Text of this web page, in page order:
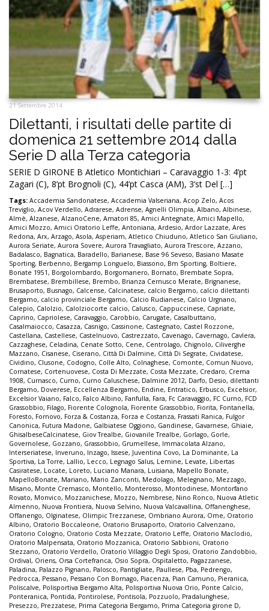
21 Settembre 2014
Dilettanti, i risultati delle partite di
domenica 21 settembre 2014 dalla
Serie D alla Terza categoria
SERIE D GIRONE B Atletico Montichiari – Caravaggio 1-3: 4’pt
Zagari (C), 8’pt Brognoli (C), 44’pt Casca (AM), 3’st Del […]
Tags: Accademia Sandonatese, Accademia Valseriana, Acop Zelo, Acos
Treviglio, Acov Verdello, Adrarese, Adrense, Agnelli Olimpia, Albano, Albinese,
Almè, Alzanese, AlzanoCene, Amatori 85, Amici Antegnate, Amici Mapello,
Amici Mozzo, Amici Oratorio Leffe, Antoniana, Ardesio, Ardor Lazzate, Ares
Redona, Arx, Arzago, Asola, Asperiam, Atletico Chiuduno, Atletico San Giuliano,
Aurora Seriate, Aurora Sovere, Aurora Travagliato, Aurora Trescore, Azzano,
Badalasco, Bagnatica, Baradello, Barianese, Base 96 Seveso, Basiano Masate
Sporting, Berbenno, Bergamp Longuelo, Biassono, Bm Sporting, Boltiere,
Bonate 1951, Borgolombardo, Borgomanero, Bornato, Brembate Sopra,
Brembatese, Brembillese, Brembo, Brianza Cernusco Merate, Brignanese,
Brusaporto, Busnago, Calcense, Calcinatese, calcio Bergamo, calcio dilettanti
Bergamo, calcio provinciale Bergamo, Calcio Rudianese, Calcio Urgnano,
Calepio, Calolzio, Calolziocorte calcio, Calusco, Cappuccinese, Capriate,
Caprino, Capriolese, Caravaggio, Carobbio, Carugate, Casalbuttano,
Casalmaiocco, Casazza, Casnigo, Cassinone, Castegnato, Castel Rozzone,
Castellana, Castellese, Castelnuovo, Castrezzato, Cavenago, Cavernago, Cavlera,
Cazzaghese, Celadina, Cenate Sotto, Cene, Centrolago, Chignolo, Ciliverghe
Mazzano, Cisanese, Ciserano, Città Di Dalmine, Città Di Segrate, Cividatese,
Cividino, Clusone, Codogno, Colle Alto, Colnaghese, Comonte, Comun Nuovo,
Cornatese, Cortenuovese, Costa Di Mezzate, Costa Mezzate, Credaro, Crema
1908, Curnasco, Curno, Curno Caluschese, Dalmine 2012, Darfo, Desio, dilettanti
Bergamo, Doverese, Eccellenza Bergamo, Endine, Entratico, Erbusco, Excelsior,
Excelsior Vaiano, Falco, Falco Albino, Fanfulla, Fara, Fc Caravaggio, FC Curno, FCD
Grassobbio, Filago, Fiorente Colognola, Fiorente Grassobbio, Fiorita, Fontanella,
Foresto, Fornovo, Forza & Costanza, Forza e Costanza, Frassati Ranica, Fulgor
Canonica, Futura Madone, Galbiatese Oggiono, Gandinese, Gavarnese, Ghiaie,
GhisalbeseCalcinatese, Giov Trealbe, Giovanile Trealbe, Gorlago, Gorle,
Governolese, Gozzano, Grassobbio, Grumellese, Immacolata Alzano,
Interseriatese, Inveruno, Inzago, Issese, Juventina Covo, La Dominante, La
Sportiva, La Torre, Lallio, Lecco, Legnago Salus, Lemine, Levate, Libertas
Casiratese, Locate, Loreto, Luciano Manara, Luisiana, Mapello Bonate,
MapelloBonate, Mariano, Mario Zanconti, Medolago, Melegnano, Mezzago,
Misano, Monte Cremasco, Montello, Monterosso, Montodinese, Montorfano
Rovato, Monvico, Mozzanichese, Mozzo, Nembrese, Nino Ronco, Nuova Atletic
Almenno, Nuova Frontiera, Nuova Selvino, Nuova Valcavallina, Offanenghese,
Offanengo, Olginatese, Olimpic Trezzanese, Ombriano Aurora, Ome, Oratorio
Albino, Oratorio Boccaleone, Oratorio Brusaporto, Oratorio Calvenzano,
Oratorio Cologno, Oratorio Costa Mezzate, Oratorio Leffe, Oratorio Maclodio,
Oratorio Malpensata, Oratorio Mozzanica, Oratorio Sabbioni, Oratorio
Stezzano, Oratorio Verdello, Oratorio Villaggio Degli Sposi, Oratorio Zandobbio,
Ordival, Oriens, Orsa Cortefranca, Osio Sopra, Ospitaletto, Pagazzanese,
Paladina, Palazzo Pignano, Palosco, Pantigliate, Paullese, Pba, Pedrengo,
Pedrocca, Pessano, Pessano Con Bornago, Piacenza, Pian Camuno, Pieranica,
Poliscalve, Polisportiva Bergamo Alta, Polisportiva Nuova Orio, Ponte Calcio,
Ponteranica, Pontida, Pontirolese, Pontisola, Pozzuolo, Pradalunghese,
Presezzo, Prezzatese, Prima Categoria Bergamo, Prima Categoria girone D,